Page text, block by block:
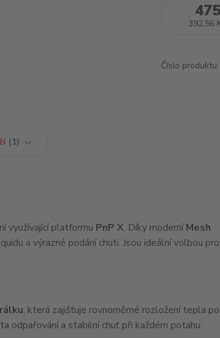
392,56
Číslo produktu:
1
využívající platformu PnP X. Díky moderníMesh
a výrazné podání chuti. Jsou ideální volbou pro
, která zajišťuje rovnoměrné rozložení tepla
odpařování a stabilní chuť při každém potahu.